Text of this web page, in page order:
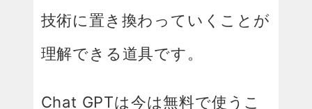
技術に置き換わっていくことが
理解できる道具です。
Chat GPTは今は無料で使うこ